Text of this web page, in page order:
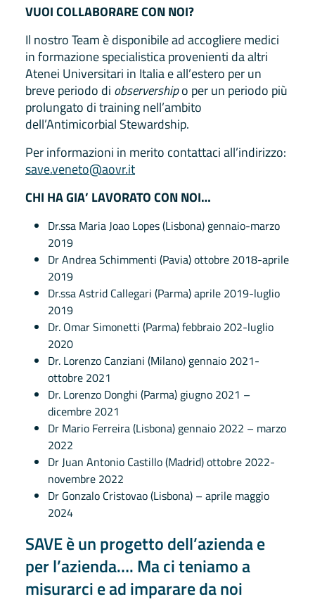
VUOI COLLABORARE CON NOI?
Il nostro Team è disponibile ad accogliere medici
in formazione specialistica provenienti da altri
Atenei Universitari in Italia e all’estero per un
breve periodo di observershipo per un periodo più
prolungato di training nell’ambito
dell’Antimicorbial Stewardship.
Per informazioni in merito contattaci all’indirizzo:
save.veneto@aovr.it
CHI HA GIA’ LAVORATO CON NOI…
Dr.ssa Maria Joao Lopes (Lisbona) gennaio-marzo
2019
Dr Andrea Schimmenti (Pavia) ottobre 2018-aprile
2019
Dr.ssa Astrid Callegari (Parma) aprile 2019-luglio
2019
Dr. Omar Simonetti (Parma) febbraio 202-luglio
2020
Dr. Lorenzo Canziani (Milano) gennaio 2021-
ottobre 2021
Dr. Lorenzo Donghi (Parma) giugno 2021 –
dicembre 2021
Dr Mario Ferreira (Lisbona) gennaio 2022 – marzo
2022
Dr Juan Antonio Castillo (Madrid) ottobre 2022-
novembre 2022
Dr Gonzalo Cristovao (Lisbona) – aprile maggio
2024
SAVE è un progetto dell’azienda e
per l’azienda…. Ma ci teniamo a
misurarci e ad imparare da noi